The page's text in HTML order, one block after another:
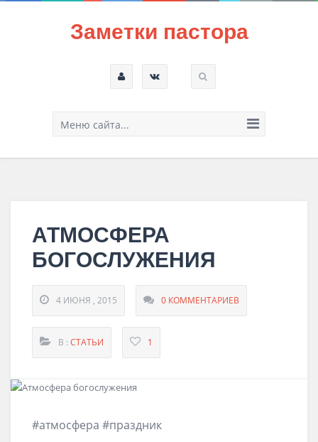
Заметки пастора
Меню сайта...
АТМОСФЕРА
БОГОСЛУЖЕНИЯ
4 ИЮНЯ , 2015 0 КОММЕНТАРИЕВ
В : СТАТЬИ 1
#атмосфера #праздник